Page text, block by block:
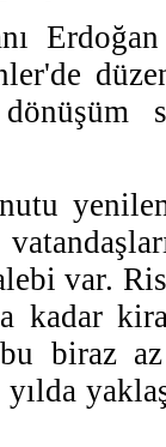
var.
kira
biraz